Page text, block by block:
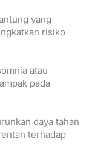
yang
risiko
atau
pada
daya tahan
terhadap